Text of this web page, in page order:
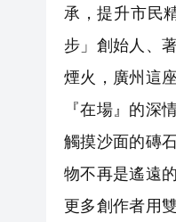
承，提升市民
步」創始人、
煙火，廣州這
『在場』的
觸摸沙面的磚
物不再是遙遠
更多創作者用